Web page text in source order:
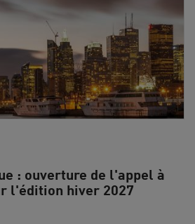
: ouverture de l'appel à
l'édition hiver 2027